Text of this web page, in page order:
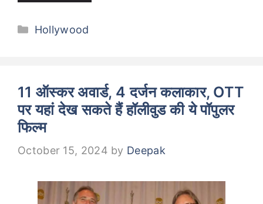
Categories
Hollywood
11 ऑस्कर अवार्ड, 4 दर्जन कलाकार, OTT
पर यहां देख सकते हैं हॉलीवुड की ये पॉपुलर
फिल्म
October 15, 2024 by Deepak